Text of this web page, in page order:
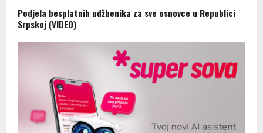
Podjela besplatnih udžbenika za sve osnovce u Republici
Srpskoj (VIDEO)